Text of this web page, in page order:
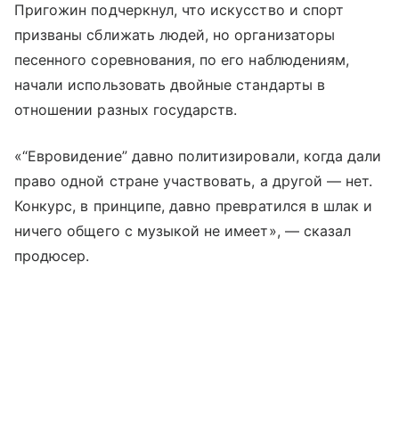
Пригожин подчеркнул, что искусство и спорт
призваны сближать людей, но организаторы
песенного соревнования, по его наблюдениям,
начали использовать двойные стандарты в
отношении разных государств.
«“Евровидение” давно политизировали, когда дали
право одной стране участвовать, а другой — нет.
Конкурс, в принципе, давно превратился в шлак и
ничего общего с музыкой не имеет», — сказал
продюсер.